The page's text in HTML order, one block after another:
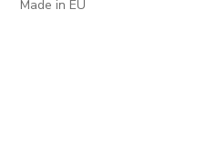
Made in EU